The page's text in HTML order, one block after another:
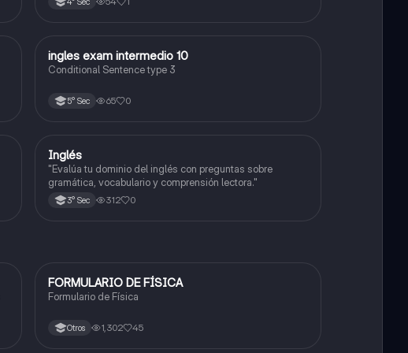
comprender cómo funciona el examen, qué se evalúa en
IInglés
ingles exam intermedio 10
Conditional Sentence type 3
5° Sec 65 0
Inglés
Inglés
"Evalúa tu dominio del inglés con preguntas sobre
gramática, vocabulario y comprensión lectora."
3° Sec 312 0
Física
FORMULARIO DE FÍSICA
Formulario de Física
Otros 1,302 45